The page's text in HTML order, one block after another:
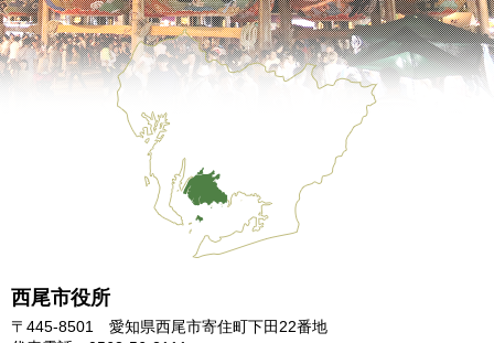
西尾市役所
〒445-8501 愛知県西尾市寄住町下田22番地